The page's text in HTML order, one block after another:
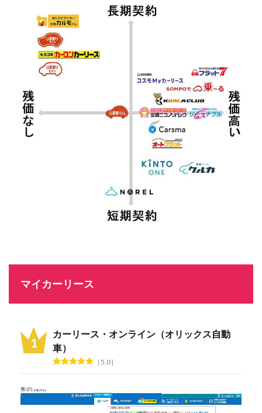
マイカーリース
カーリース・オンライン（オリックス自動
車）
5.0